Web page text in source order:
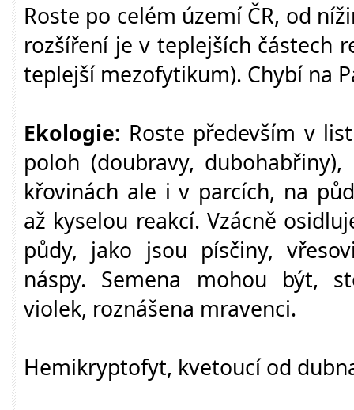
Roste po celém území ČR, od
rozšíření je v teplejších částech
teplejší mezofytikum). Chybí na
Ekologie: Roste především v
poloh (doubravy,
křovinách ale i v parcích, na
až kyselou reakcí. Vzácně
půdy, jako jsou písčiny,
náspy. Semena mohou být,
violek, roznášena mravenci.
Hemikryptofyt, kvetoucí od